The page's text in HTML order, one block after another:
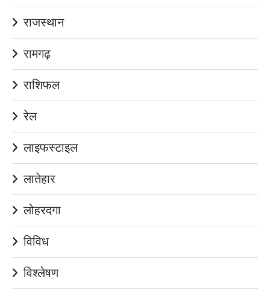
राजस्थान
रामगढ़
राशिफल
रेल
लाइफस्टाइल
लातेहार
लोहरदगा
विविध
विश्लेषण